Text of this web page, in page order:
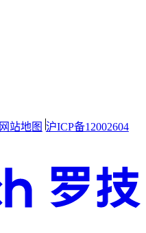
网站地图 沪ICP备12002604